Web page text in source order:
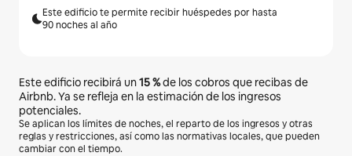
Este edificio te permite recibir huéspedes por hasta
90 noches al año
Este edificio recibirá un15 %de los cobros que recibas de
Airbnb. Ya se refleja en la estimación de los ingresos
potenciales.
Se aplican los límites de noches, el reparto de los ingresos y otras
reglas y restricciones, así como las normativas locales, que pueden
cambiar con el tiempo.